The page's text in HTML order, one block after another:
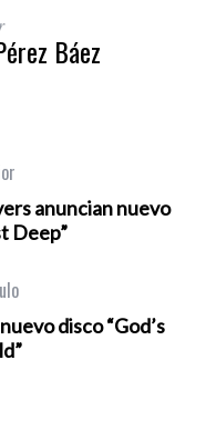
Báez
anuncian nuevo
Deep”
disco “God’s